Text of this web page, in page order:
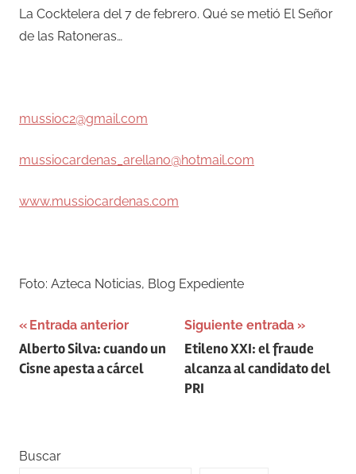
La Cocktelera del 7 de febrero. Qué se metió El Señor
de las Ratoneras…
mussioc2@gmail.com
mussiocardenas_arellano@hotmail.com
www.mussiocardenas.com
Foto: Azteca Noticias, Blog Expediente
Navegación
de
Entrada anterior
Alberto Silva: cuando un
Cisne apesta a cárcel
Siguiente entrada
Etileno XXI: el fraude
alcanza al candidato del
PRI
Buscar